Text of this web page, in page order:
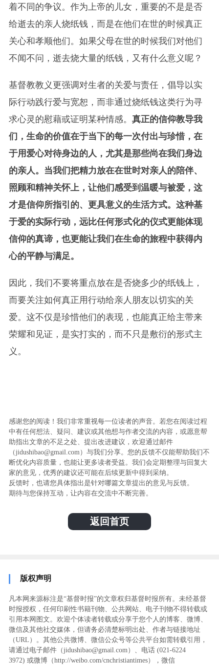
着不同的争议。作为上帝的儿女，重要的不是是否
给逝去的亲人烧纸钱，而是在他们在世的时候真正
关心和孝顺他们。如果父母在世的时候我们对他们
不闻不问，逝去烧大量的纸钱，又有什么意义呢？
基督教教义更强调对生者的关爱与责任，倡导以实
际行动践行爱与宽恕，而非通过烧纸钱这类行为寻
求心灵的慰藉或证明某种情感。 真正的信仰教导我
们，生命的价值在于当下的每一次付出与珍惜，在
于用爱心对待身边的人，尤其是那些尚在我们身边
的亲人。当我们把精力放在在世时对亲人的陪伴、
照顾和精神关怀上，让他们感受到温暖与被爱，这
才是信仰所指引的、更具意义的生活方式。这种基
于爱的实际行动，远比任何形式化的仪式更能体现
信仰的真谛，也更能让我们在生命的旅程中获得内
心的平静与满足。
因此，我们不要将重点放在是否烧多少的纸钱上，
而要关注如何真正用行动给亲人朋友以切实的关
爱。这不仅是珍惜他们的表现，也能真正给主带来
荣耀和见证，是实打实的，而不只是敷衍的形式主
义。
感谢您的阅读！我们非常重视每一位读者的声音。若您在阅读过程
中有任何想法、疑问、建议或其他想与作者交流的内容，或愿意帮
助指出文章的不足之处、提出改进建议，欢迎通过邮件
（jidushibao@gmail.com）与我们分享。您的反馈不仅能帮助我们不
断优化内容质量，也能让更多读者受益。我们会定期整理与回复大
家的意见，优秀的建议还可能在后续更新中得到采纳。
反馈时，也请您具体指出是针对哪篇文章提出的意见与反馈。
期待与您保持互动，让内容在交流中不断完善。
返回首页
版权声明
凡本网来源标注是“基督时报”的文章权归基督时报所有。未经基督
时报授权，任何印刷性书籍刊物、公共网站、电子刊物不得转载或
引用本网图文。欢迎个体读者转载或分享于您个人的博客、微博、
微信及其他社交媒体，但请务必清楚标明出处、作者与链接地址
（URL）。其他公共微博、微信公众号等公共平台如需转载引用，
请通过电子邮件（jidushibao@gmail.com）、电话 (021-6224
3972) ‬或微博（http://weibo.com/cnchristiantimes），微信